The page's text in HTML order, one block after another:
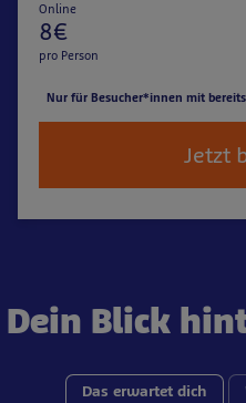
Online
8€
pro Person
Nur für Besucher*innen mit
Jetzt
Dein Blick
Das erwartet dich